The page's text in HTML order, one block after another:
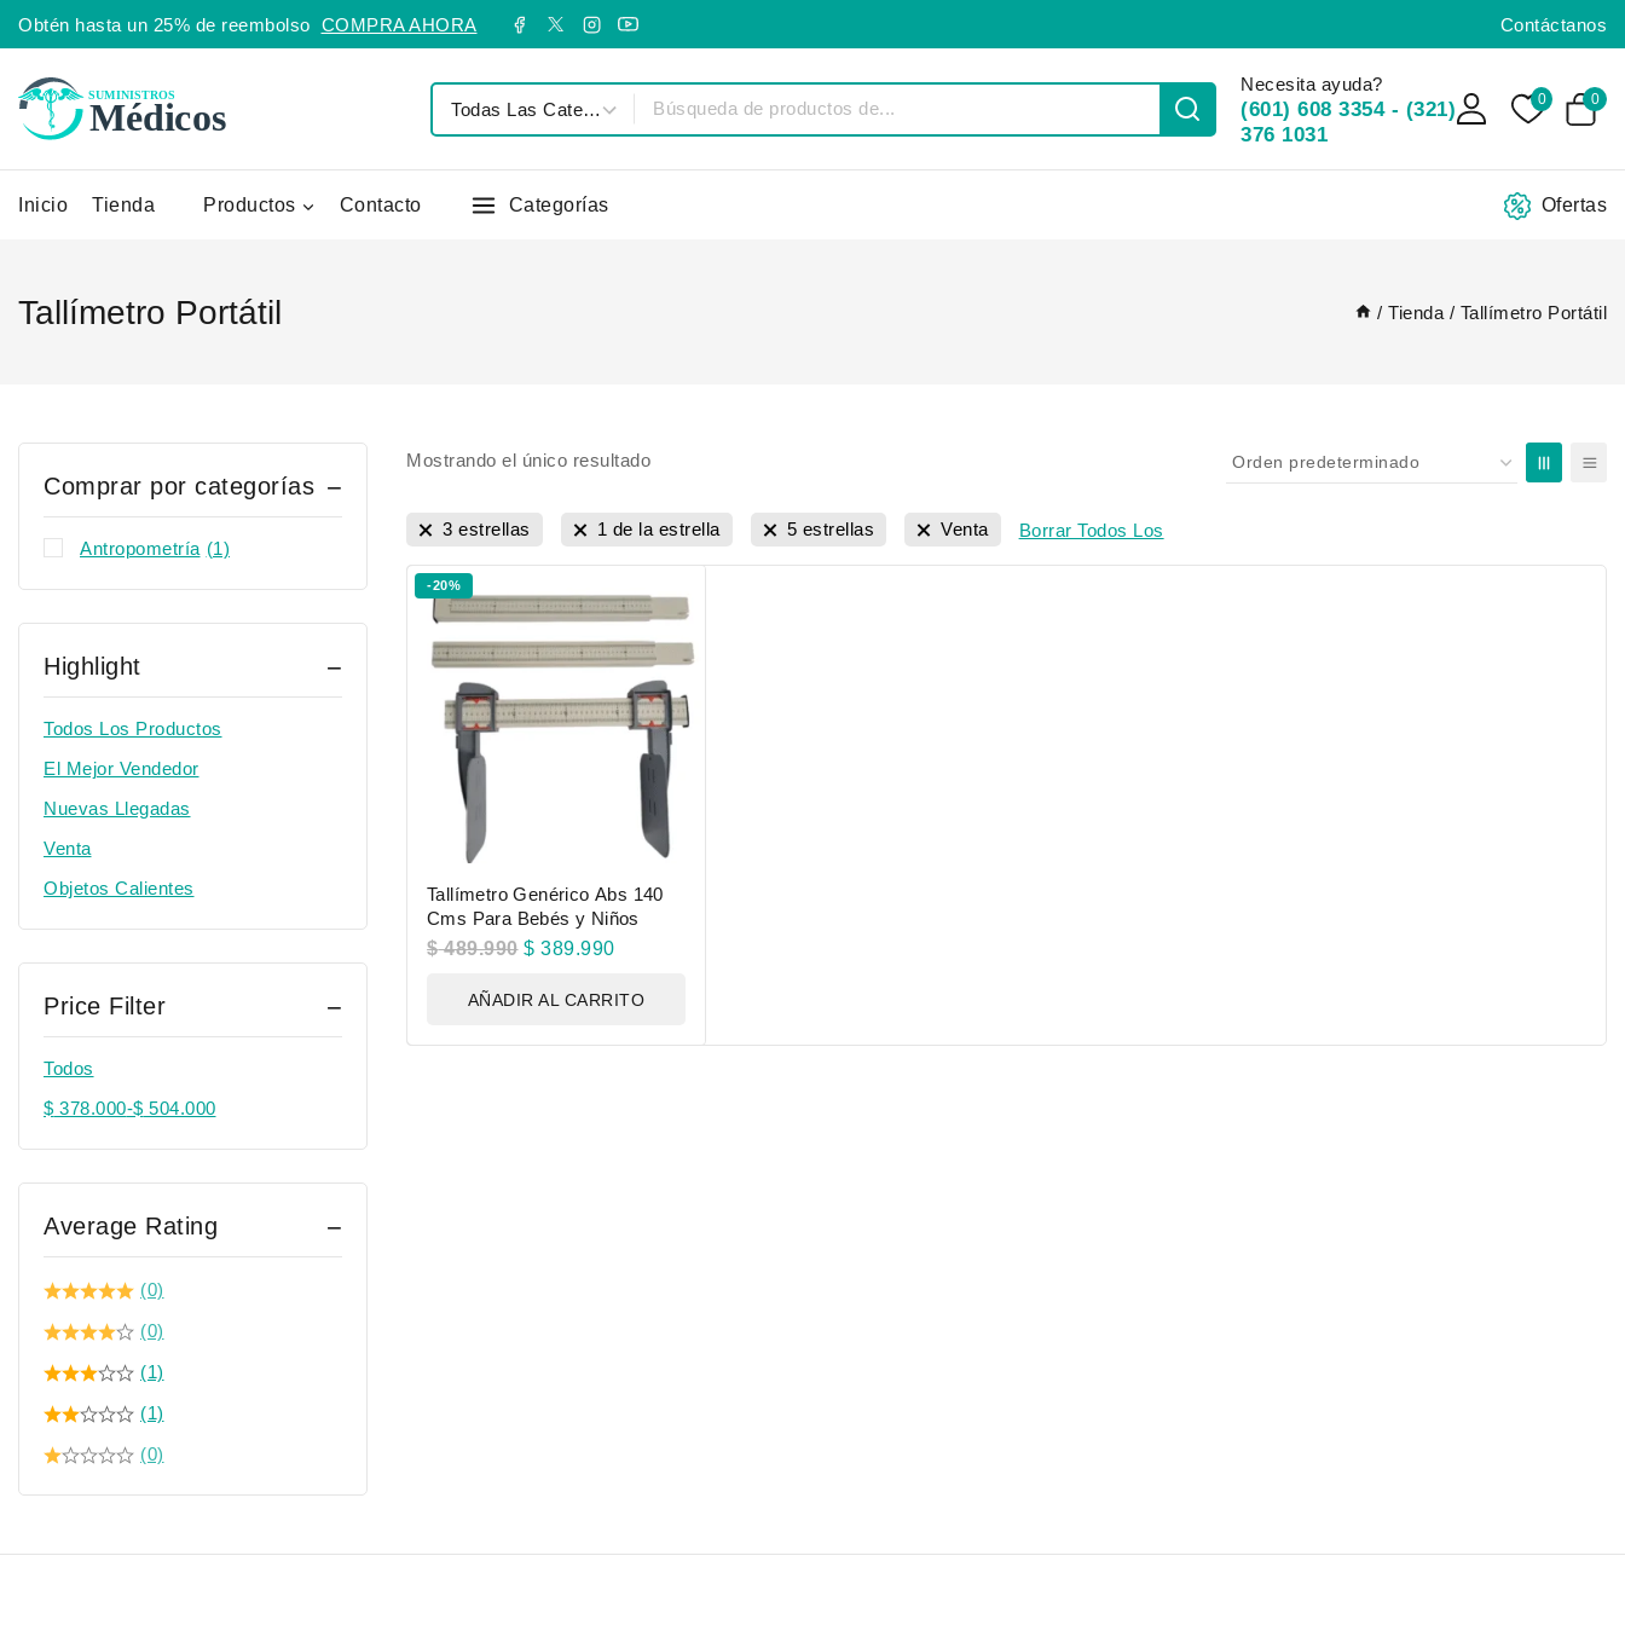
Obtén hasta un 25% de reembolso COMPRA AHORA Contáctanos
Necesita ayuda?
(601) 608 3354 - (321)
376 1031
0 0
Inicio Tienda Productos Contacto Categorías Ofertas
/ Tienda / Tallímetro Portátil
Tallímetro Portátil
Mostrando el único resultado
3 estrellas 1 de la estrella 5 estrellas Venta Borrar Todos Los
-20%
Tallímetro Genérico Abs 140
Cms Para Bebés y Niños
$489.990 $ 389.990
AÑADIR AL CARRITO
Comprar por categorías
Antropometría (1)
Highlight
Todos Los Productos
El Mejor Vendedor
Nuevas Llegadas
Venta
Objetos Calientes
Price Filter
Todos
$ 378.000-$ 504.000
Average Rating
(0)
(0)
(1)
(1)
(0)